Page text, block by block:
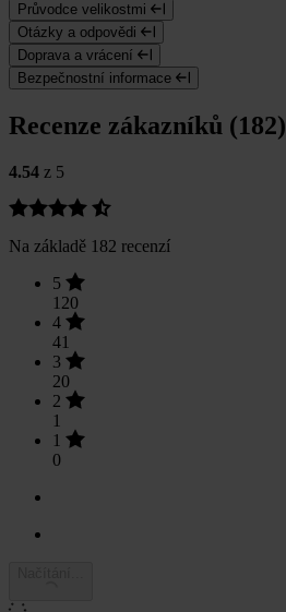
Průvodce velikostmi
Otázky a odpovědi
Doprava a vrácení
Bezpečnostní informace
Recenze zákazníků (182)
4.54 z 5
Na základě 182 recenzí
5
120
4
41
3
20
2
1
1
0